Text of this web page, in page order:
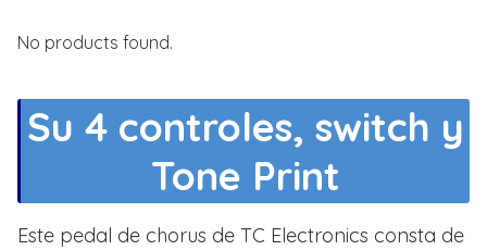
No products found.
Su 4 controles, switch y
Tone Print
Este pedal de chorus de TC Electronics consta de